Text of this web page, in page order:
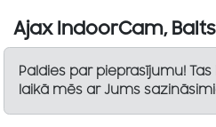
Ajax IndoorCam, Balts
Paldies par pieprasījumu!
laikā mēs ar Jums